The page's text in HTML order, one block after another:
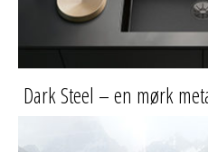
Dark Steel – en mørk